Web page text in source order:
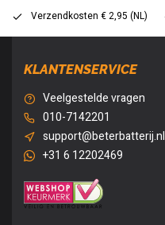
Verzendkosten € 2,95 (NL)
KLANTENSERVICE
Veelgestelde vragen
010-7142201
support@beterbatterij.nl
+31 6 12202469